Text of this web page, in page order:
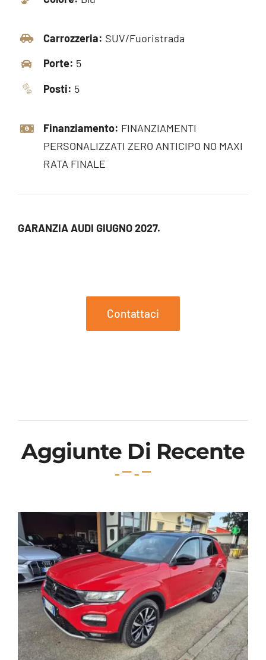
Carrozzeria: SUV/Fuoristrada
Porte: 5
Posti: 5
Finanziamento: FINANZIAMENTI
PERSONALIZZATI ZERO ANTICIPO NO MAXI
RATA FINALE
GARANZIA AUDI GIUGNO 2027.
Contattaci
Aggiunte Di Recente